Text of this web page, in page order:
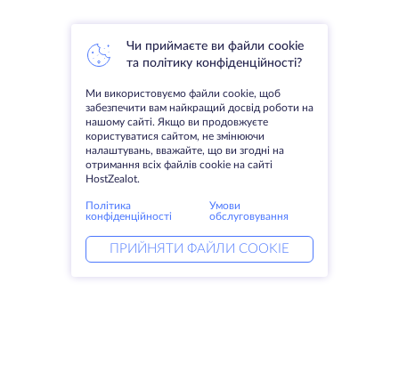
Чи приймаєте ви файли cookie
та політику конфіденційності?
Ми використовуємо файли cookie, щоб
забезпечити вам найкращий досвід роботи на
нашому сайті. Якщо ви продовжуєте
користуватися сайтом, не змінюючи
налаштувань, вважайте, що ви згодні на
отримання всіх файлів cookie на сайті
HostZealot.
Політика
конфіденційності
Умови
обслуговування
ПРИЙНЯТИ ФАЙЛИ COOKIE